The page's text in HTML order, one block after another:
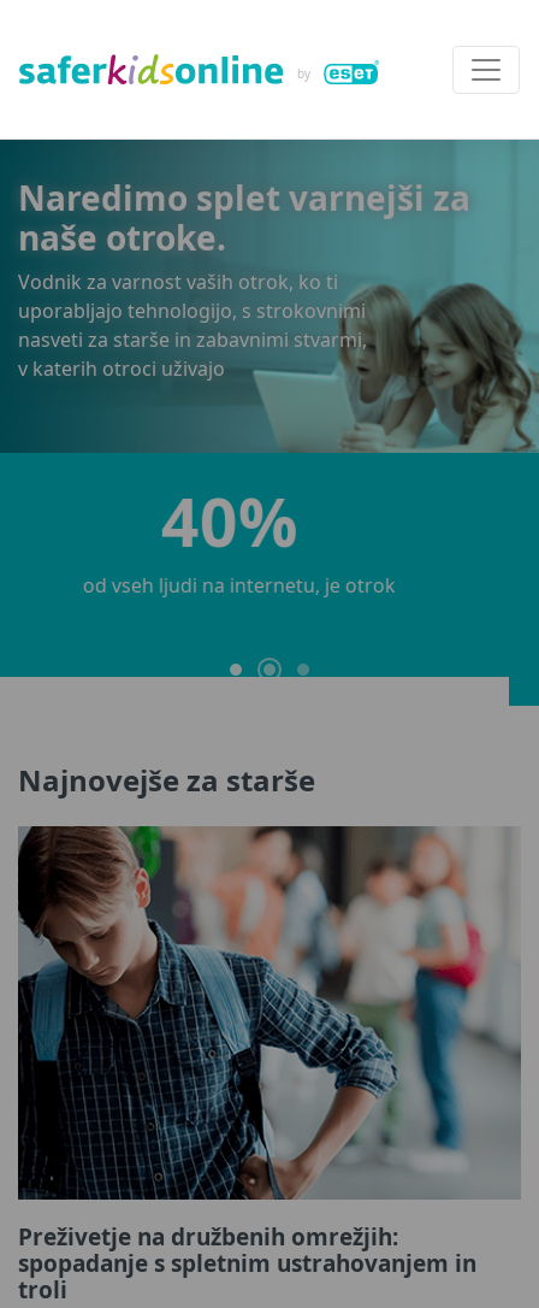
Naredimo splet varnejši za
naše otroke.
Vodnik za varnost vaših otrok, ko ti
uporabljajo tehnologijo, s strokovnimi
nasveti za starše in zabavnimi stvarmi,
v katerih otroci uživajo
34%
študentov pravi, da so bili žrtve kibernetskega
Najnovejše za starše
Preživetje na družbenih omrežjih:
spopadanje s spletnim ustrahovanjem in
troli